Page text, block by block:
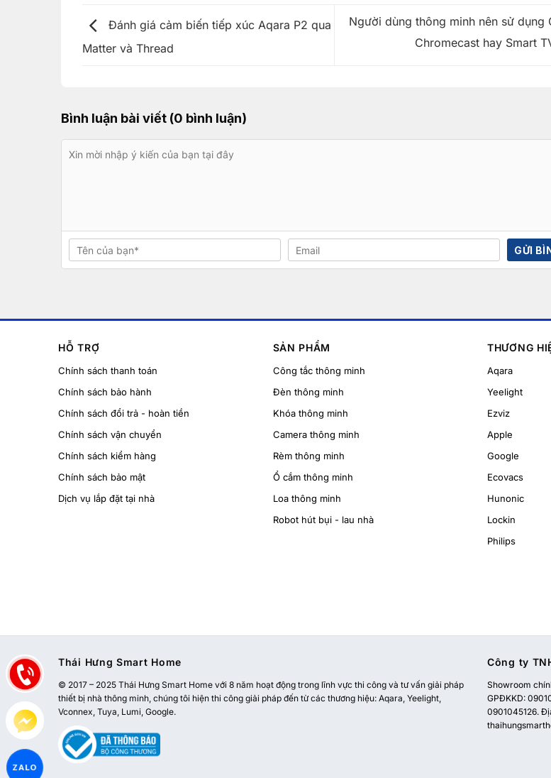
Đánh giá cảm biến tiếp xúc Aqara P2 qua
Matter và Thread
Người dùng thông minh nên sử dụng
Chromecast hay Smart
Bình luận bài viết (0 bình luận)
HỖ TRỢ
Chính sách thanh toán
Chính sách bảo hành
Chính sách đổi trả - hoàn tiền
Chính sách vận chuyển
Chính sách kiểm hàng
Chính sách bảo mật
Dịch vụ lắp đặt tại nhà
SẢN PHẨM
Công tắc thông minh
Đèn thông minh
Khóa thông minh
Camera thông minh
Rèm thông minh
Ổ cắm thông minh
Loa thông minh
Robot hút bụi - lau nhà
THƯƠNG
Aqara
Yeelight
Ezviz
Apple
Google
Ecovacs
Hunonic
Lockin
Philips
Thái Hưng Smart Home
© 2017 – 2025 Thái Hưng Smart Home với 8 năm hoạt động trong lĩnh vực thi công và tư vấn giải pháp
thiết bị nhà thông minh, chúng tôi hiện thi công giải pháp đến từ các thương hiệu: Aqara, Yeelight,
Vconnex, Tuya, Lumi, Google.
Công ty
Showroom
GPĐKKD:
0901045126.
ZALO